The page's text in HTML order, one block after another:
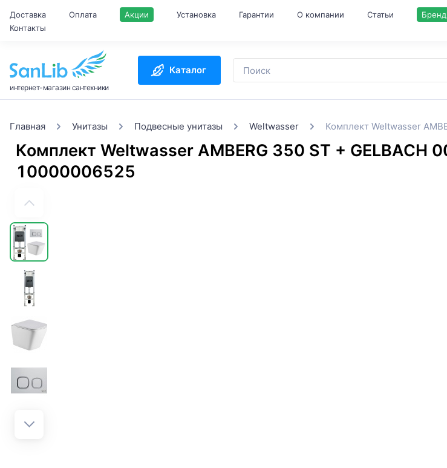
Доставка Оплата Акции Установка Гарантии О компании Статьи
Контакты
интернет-магазин сантехники
Каталог
Главная Унитазы Подвесные унитазы Weltwasser Комплект Weltwasser
Комплект Weltwasser AMBERG 350 ST + GELBACH
10000006525